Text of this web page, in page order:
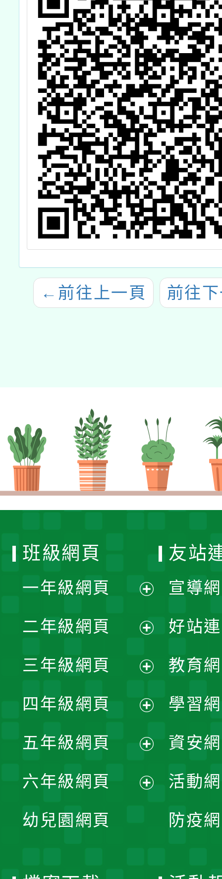
← 前往上一頁 前往
班級網頁
一年級網頁
開
選
單
二年級網頁
開
選
單
三年級網頁
開
選
單
四年級網頁
開
選
五年級網頁
開
六年級網頁
幼兒園網頁
友站
宣導
好站
教育
學習
資安
活動
防疫